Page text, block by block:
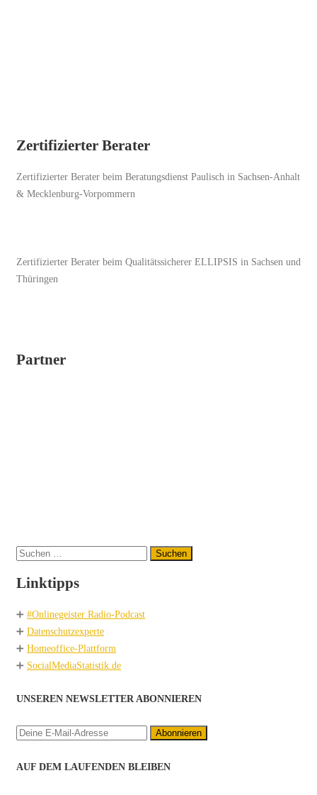
Zertifizierter Berater
Zertifizierter Berater beim Beratungsdienst Paulisch in Sachsen-Anhalt
& Mecklenburg-Vorpommern
Zertifizierter Berater beim Qualitätssicherer ELLIPSIS in Sachsen und
Thüringen
Partner
Suchen
Linktipps
➕ #Onlinegeister Radio-Podcast
➕ Datenschutzexperte
➕ Homeoffice-Plattform
➕ SocialMediaStatistik.de
UNSEREN NEWSLETTER ABONNIEREN
AUF DEM LAUFENDEN BLEIBEN